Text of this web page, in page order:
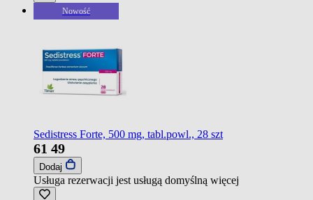
Nowość
Sedistress Forte, 500 mg, tabl.powl., 28 szt
61 49
Dodaj
Usługa rezerwacji jest usługą domyślną więcej